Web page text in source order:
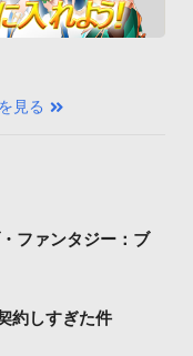
見る
ファンタジー：ブ
約しすぎた件